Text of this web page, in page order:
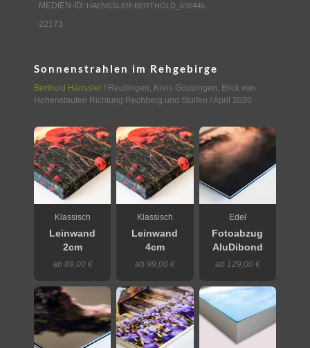
KONTAKT
MEDIEN-ID: HAENSSLER-BERTHOLD_690446
22173
Sonnenstrahlen im Rehgebirge
Berthold Hänssler / Reutlingen, Kreis Göppingen, Blick von
Hohenstaufen Richtung Rechberg und Stuifen / April 2020
Klassisch
Leinwand
2cm
ab 89,00 €
Klassisch
Leinwand
4cm
ab 99,00 €
Edel
Fotoabzug
AluDibond
ab 129,00 €